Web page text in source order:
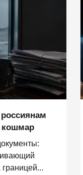
кошмар